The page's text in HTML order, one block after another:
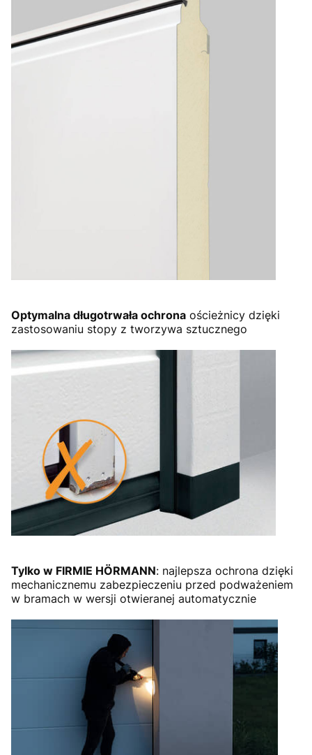
Optymalna długotrwała ochrona ościeżnicy dzięki
zastosowaniu stopy z tworzywa sztucznego
Tylko w FIRMIE HÖRMANN: najlepsza ochrona dzięki
mechanicznemu zabezpieczeniu przed podważeniem
w bramach w wersji otwieranej automatycznie